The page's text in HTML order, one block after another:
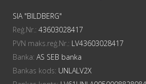
SIA "BILDBERG"
Reģ.Nr.: 43603028417
PVN maks.reģ.Nr.: LV43603028417
Banka: AS SEB banka
Bankas kods: UNLALV2X